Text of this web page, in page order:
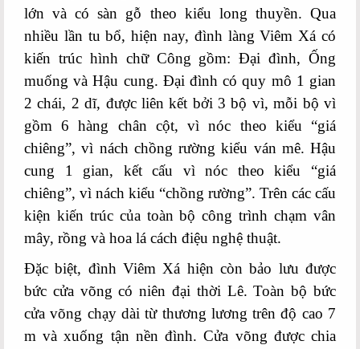
lớn và có sàn gỗ theo kiểu long thuyền. Qua
nhiều lần tu bổ, hiện nay, đình làng Viêm Xá có
kiến trúc hình chữ Công gồm: Đại đình, Ống
muống và Hậu cung. Đại đình có quy mô 1 gian
2 chái, 2 dĩ, được liên kết bởi 3 bộ vì, mỗi bộ vì
gồm 6 hàng chân cột, vì nóc theo kiểu “giá
chiêng”, vì nách chồng rường kiểu ván mê. Hậu
cung 1 gian, kết cấu vì nóc theo kiểu “giá
chiêng”, vì nách kiểu “chồng rường”. Trên các cấu
kiện kiến trúc của toàn bộ công trình chạm vân
mây, rồng và hoa lá cách điệu nghệ thuật.
Đặc biệt, đình Viêm Xá hiện còn bảo lưu được
bức cửa võng có niên đại thời Lê.Toàn bộbức
cửa võng chạy dài từ thương lương trên độ cao 7
m và xuống tận nền đình. Cửa võng được chia